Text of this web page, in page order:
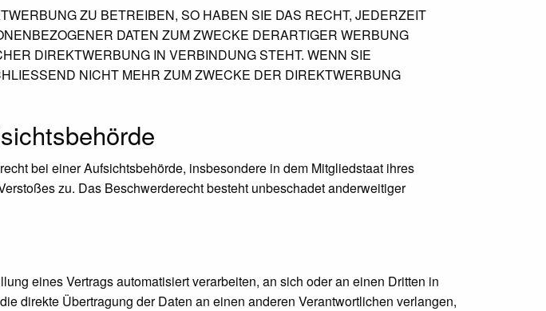
ZU BETREIBEN, SO HABEN SIE DAS RECHT, JEDERZEIT
DATEN ZUM ZWECKE DERARTIGER WERBUNG
DIREKTWERBUNG IN VERBINDUNG STEHT. WENN SIE
NICHT MEHR ZUM ZWECKE DER DIREKTWERBUNG
bei einer Aufsichtsbehörde, insbesondere in dem Mitgliedstaat ihres
zu. Das Beschwerderecht besteht unbeschadet anderweitiger
eines Vertrags automatisiert verarbeiten, an sich oder an einen Dritten in
direkte Übertragung der Daten an einen anderen Verantwortlichen verlangen,